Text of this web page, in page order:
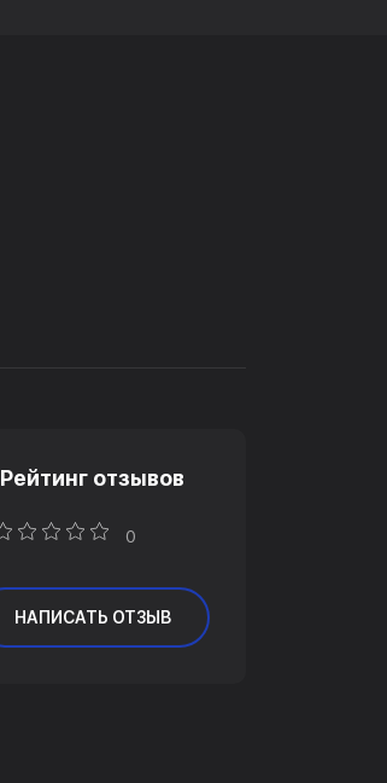
Рейтинг отзывов
0
НАПИСАТЬ ОТЗЫВ